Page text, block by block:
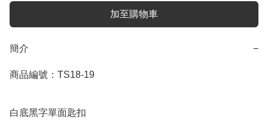
加至購物車
簡介 −
商品編號：TS18-19
白底黑字單面匙扣